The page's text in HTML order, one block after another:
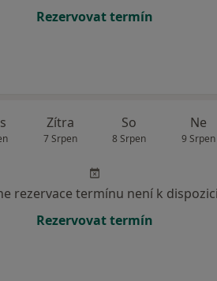
Rezervovat termín
Zítra
7 Srpen
So
8 Srpen
Ne
9 Srpen
rezervace termínu není k dispozici
Rezervovat termín